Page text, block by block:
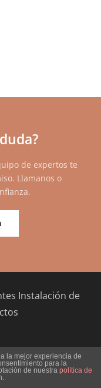
de expertos te
Llamanos o
Instalación de
·
la mejor experiencia de
para la
de nuestra política de